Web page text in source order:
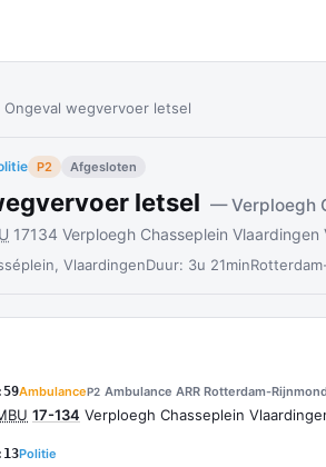
Ongeval wegvervoer letsel
P2 Afgesloten
letsel — Verploegh
17134 Verploegh Chasseplein Vlaardingen
VlaardingenDuur: 3u 21min
AmbulanceP2 Ambulance ARR Rotterdam-Rijnmond
17-134 Verploegh Chasseplein
Politie